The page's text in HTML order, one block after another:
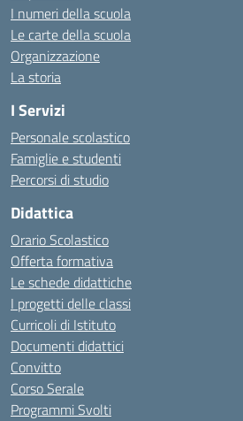
I numeri della scuola
Le carte della scuola
Organizzazione
La storia
I Servizi
Personale scolastico
Famiglie e studenti
Percorsi di studio
Didattica
Orario Scolastico
Offerta formativa
Le schede didattiche
I progetti delle classi
Curricoli di Istituto
Documenti didattici
Convitto
Corso Serale
Programmi Svolti